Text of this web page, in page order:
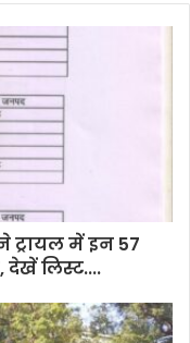
ट्रायल में इन 57
देखें लिस्ट....